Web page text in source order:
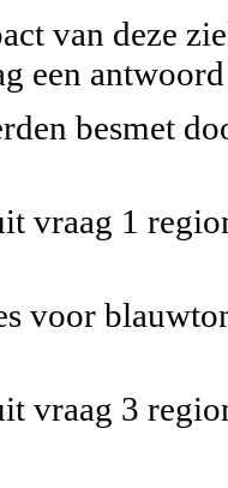
van deze
een
besmet
vraag 1
voor
vraag 3